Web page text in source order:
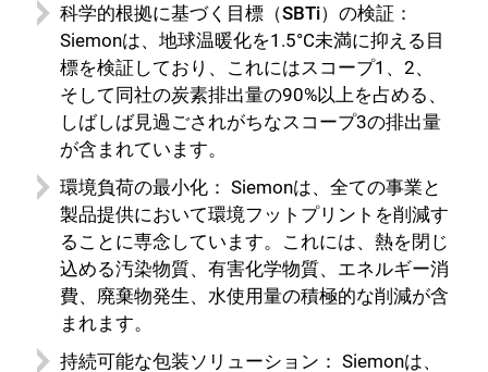
科学的根拠に基づく目標（SBTi）の検証：
Siemonは、地球温暖化を1.5°C未満に抑える目
標を検証しており、これにはスコープ1、2、
そして同社の炭素排出量の90%以上を占める、
しばしば見過ごされがちなスコープ3の排出量
が含まれています。
環境負荷の最小化： Siemonは、全ての事業と
製品提供において環境フットプリントを削減す
ることに専念しています。これには、熱を閉じ
込める汚染物質、有害化学物質、エネルギー消
費、廃棄物発生、水使用量の積極的な削減が含
まれます。
持続可能な包装ソリューション： Siemonは、